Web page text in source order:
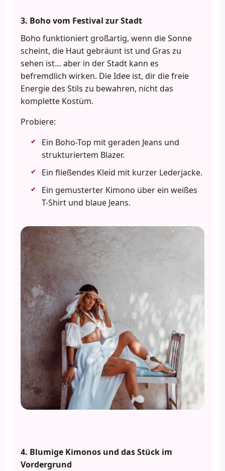
3. Boho vom Festival zur Stadt
Boho funktioniert großartig, wenn die Sonne
scheint, die Haut gebräunt ist und Gras zu
sehen ist… aber in der Stadt kann es
befremdlich wirken. Die Idee ist, dir die freie
Energie des Stils zu bewahren, nicht das
komplette Kostüm.
Probiere:
Ein Boho-Top mit geraden Jeans und
strukturiertem Blazer.
Ein fließendes Kleid mit kurzer Lederjacke.
Ein gemusterter Kimono über ein weißes
T-Shirt und blaue Jeans.
4. Blumige Kimonos und das Stück im
Vordergrund